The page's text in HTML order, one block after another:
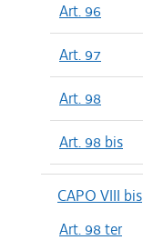
Art. 96
Art. 97
Art. 98
Art. 98 bis
CAPO VIII bis
Art. 98 ter